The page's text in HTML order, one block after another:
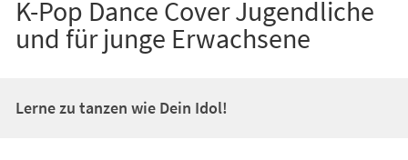
K-Pop Dance Cover Jugendliche
und für junge Erwachsene
Lerne zu tanzen wie Dein Idol!